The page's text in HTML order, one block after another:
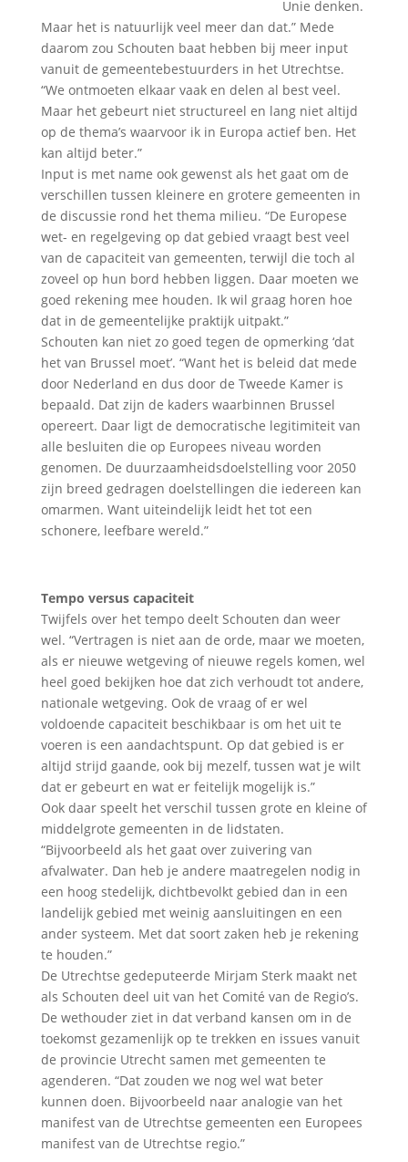
Unie denken.
Maar het is natuurlijk veel meer dan dat.” Mede
daarom zou Schouten baat hebben bij meer input
vanuit de gemeentebestuurders in het Utrechtse.
“We ontmoeten elkaar vaak en delen al best veel.
Maar het gebeurt niet structureel en lang niet altijd
op de thema’s waarvoor ik in Europa actief ben. Het
kan altijd beter.”
Input is met name ook gewenst als het gaat om de
verschillen tussen kleinere en grotere gemeenten in
de discussie rond het thema milieu. “De Europese
wet- en regelgeving op dat gebied vraagt best veel
van de capaciteit van gemeenten, terwijl die toch al
zoveel op hun bord hebben liggen. Daar moeten we
goed rekening mee houden. Ik wil graag horen hoe
dat in de gemeentelijke praktijk uitpakt.”
Schouten kan niet zo goed tegen de opmerking ‘dat
het van Brussel moet’. “Want het is beleid dat mede
door Nederland en dus door de Tweede Kamer is
bepaald. Dat zijn de kaders waarbinnen Brussel
opereert. Daar ligt de democratische legitimiteit van
alle besluiten die op Europees niveau worden
genomen. De duurzaamheidsdoelstelling voor 2050
zijn breed gedragen doelstellingen die iedereen kan
omarmen. Want uiteindelijk leidt het tot een
schonere, leefbare wereld.”
Tempo versus capaciteit
Twijfels over het tempo deelt Schouten dan weer
wel. “Vertragen is niet aan de orde, maar we moeten,
als er nieuwe wetgeving of nieuwe regels komen, wel
heel goed bekijken hoe dat zich verhoudt tot andere,
nationale wetgeving. Ook de vraag of er wel
voldoende capaciteit beschikbaar is om het uit te
voeren is een aandachtspunt. Op dat gebied is er
altijd strijd gaande, ook bij mezelf, tussen wat je wilt
dat er gebeurt en wat er feitelijk mogelijk is.”
Ook daar speelt het verschil tussen grote en kleine of
middelgrote gemeenten in de lidstaten.
“Bijvoorbeeld als het gaat over zuivering van
afvalwater. Dan heb je andere maatregelen nodig in
een hoog stedelijk, dichtbevolkt gebied dan in een
landelijk gebied met weinig aansluitingen en een
ander systeem. Met dat soort zaken heb je rekening
te houden.”
De Utrechtse gedeputeerde Mirjam Sterk maakt net
als Schouten deel uit van het Comité van de Regio’s.
De wethouder ziet in dat verband kansen om in de
toekomst gezamenlijk op te trekken en issues vanuit
de provincie Utrecht samen met gemeenten te
agenderen. “Dat zouden we nog wel wat beter
kunnen doen. Bijvoorbeeld naar analogie van het
manifest van de Utrechtse gemeenten een Europees
manifest van de Utrechtse regio.”